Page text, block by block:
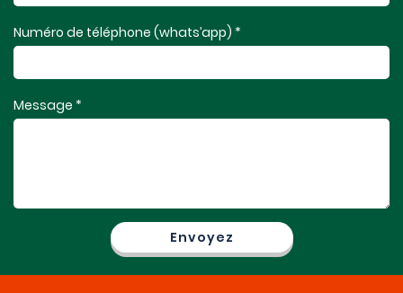
Numéro de téléphone (whats’app) *
Message *